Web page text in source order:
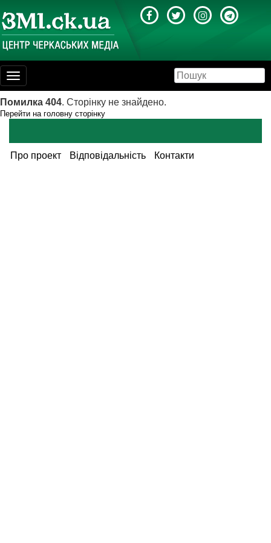
Toggle
navigation
Помилка 404. Сторінку не знайдено.
Перейти на головну сторінку
Про проект Відповідальність Контакти